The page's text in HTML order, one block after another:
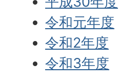
令和元年度
令和2年度
令和3年度